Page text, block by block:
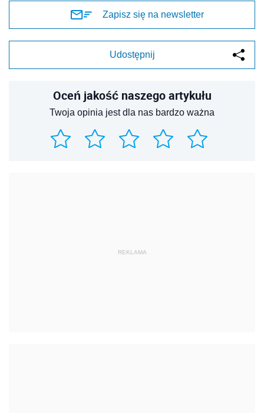
Zapisz się na newsletter
Udostępnij
Oceń jakość naszego artykułu
Twoja opinia jest dla nas bardzo ważna
REKLAMA